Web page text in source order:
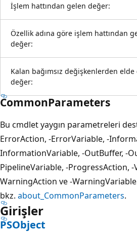
İşlem hattından gelen değer:
Özellik adına göre işlem hattından
değer:
Kalan bağımsız değişkenlerden
değer:
CommonParameters
Bu cmdlet yaygın parametreleri
ErrorAction, -ErrorVariable, -
InformationVariable, -OutBuffer, -
PipelineVariable, -ProgressAction, -
WarningAction ve -
bkz. about_CommonParameters.
Girişler
PSObject